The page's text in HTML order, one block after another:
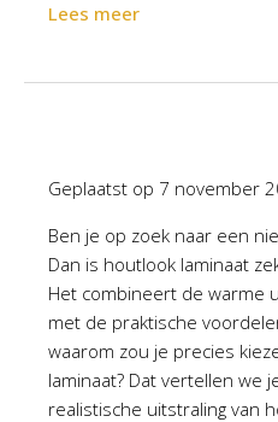
Lees meer
Geplaatst op 7 november
Ben je op zoek naar een
Dan is houtlook laminaat
Het combineert de warme
met de praktische
waarom zou je precies
laminaat? Dat vertellen we
realistische uitstraling van